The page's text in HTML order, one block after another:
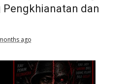
dan
ago